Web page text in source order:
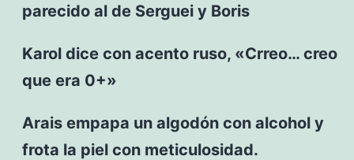
parecido al de Serguei y Boris
Karol dice con acento ruso, «Crreo… creo
que era 0+»
Arais empapa un algodón con alcohol y
frota la piel con meticulosidad.